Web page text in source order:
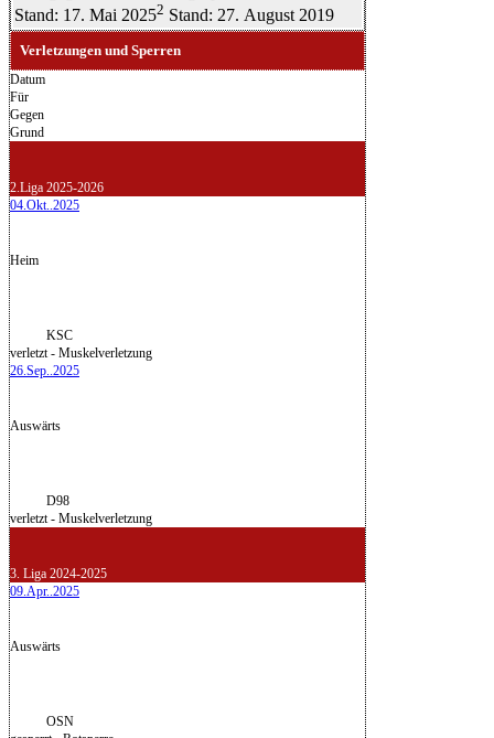
Stand: 17. Mai 20252 Stand: 27. August 2019
Verletzungen und Sperren
Datum
Für
Gegen
Grund
2.Liga 2025-2026
04.Okt..2025
Heim
KSC
verletzt - Muskelverletzung
26.Sep..2025
Auswärts
D98
verletzt - Muskelverletzung
3. Liga 2024-2025
09.Apr..2025
Auswärts
OSN